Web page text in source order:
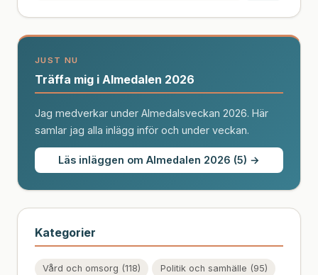
JUST NU
Träffa mig i Almedalen 2026
Jag medverkar under Almedalsveckan 2026. Här
samlar jag alla inlägg inför och under veckan.
Läs inläggen om Almedalen 2026 (5) →
Kategorier
Vård och omsorg (118) Politik och samhälle (95)